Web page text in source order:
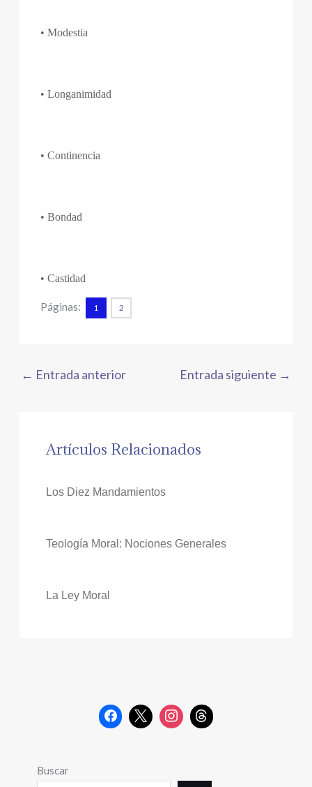
• Modestia
• Longanimidad
• Continencia
• Bondad
• Castidad
Páginas: 1 2
← Entrada anterior Entrada siguiente →
Artículos Relacionados
Los Diez Mandamientos
Teología Moral: Nociones Generales
La Ley Moral
Buscar